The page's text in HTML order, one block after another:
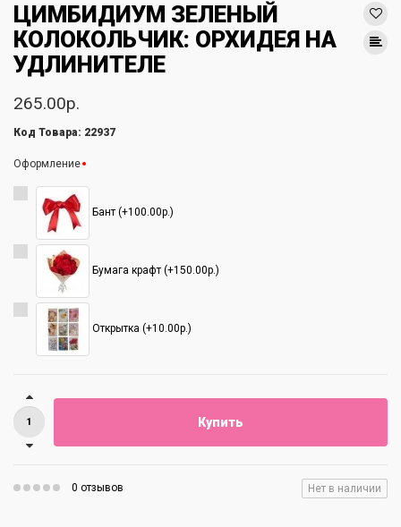
ЦИМБИДИУМ ЗЕЛЕНЫЙ
КОЛОКОЛЬЧИК: ОРХИДЕЯ НА
УДЛИНИТЕЛЕ
265.00р.
Код Товара: 22937
Оформление
Бант (+100.00р.)
Бумага крафт (+150.00р.)
Открытка (+10.00р.)
Купить
0 отзывов Нет в наличии